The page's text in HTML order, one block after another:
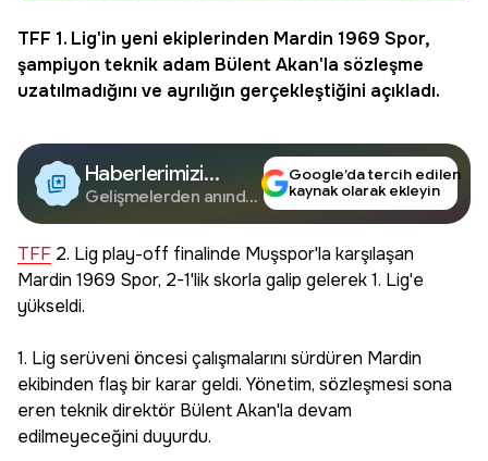
TFF 1. Lig'in yeni ekiplerinden Mardin 1969 Spor,
şampiyon teknik adam Bülent Akan'la sözleşme
uzatılmadığını ve ayrılığın gerçekleştiğini açıkladı.
Haberlerimizi
Google'da Takip
Edin
Gelişmelerden anında
Google’da tercih edilen
kaynak olarak ekleyin
TFF 2. Lig play-off finalinde Muşspor'la karşılaşan
Mardin 1969 Spor, 2-1'lik skorla galip gelerek 1. Lig'e
yükseldi.
1. Lig serüveni öncesi çalışmalarını sürdüren Mardin
ekibinden flaş bir karar geldi. Yönetim, sözleşmesi sona
eren teknik direktör Bülent Akan'la devam
edilmeyeceğini duyurdu.